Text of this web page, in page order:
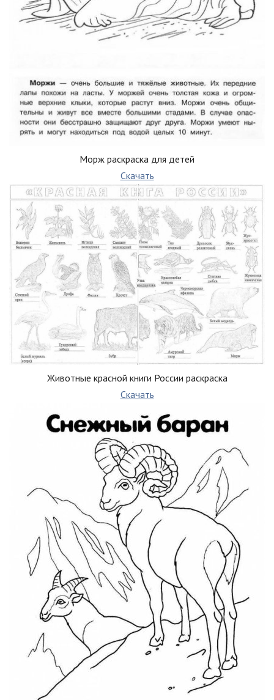
Морж раскраска для детей
Скачать
Животные красной книги России раскраска
Скачать